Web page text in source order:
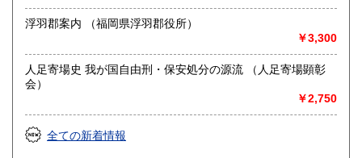
※ご相談お問い合わせはお電話・メール・FAXで承ります。
○ご整理されたい本のジャンル・分量・状態を大まかにお伝え
ください。
○お売りになりたい本の書名、リストなどをメールやFAXでお
量にかかわらずお見積を致します。
浮羽郡案内 （福岡県浮羽郡役所）
￥3,300
人足寄場史 我が国自由刑・保安処分の源流 （人足寄場顕彰
会）
￥2,750
全ての新着情報